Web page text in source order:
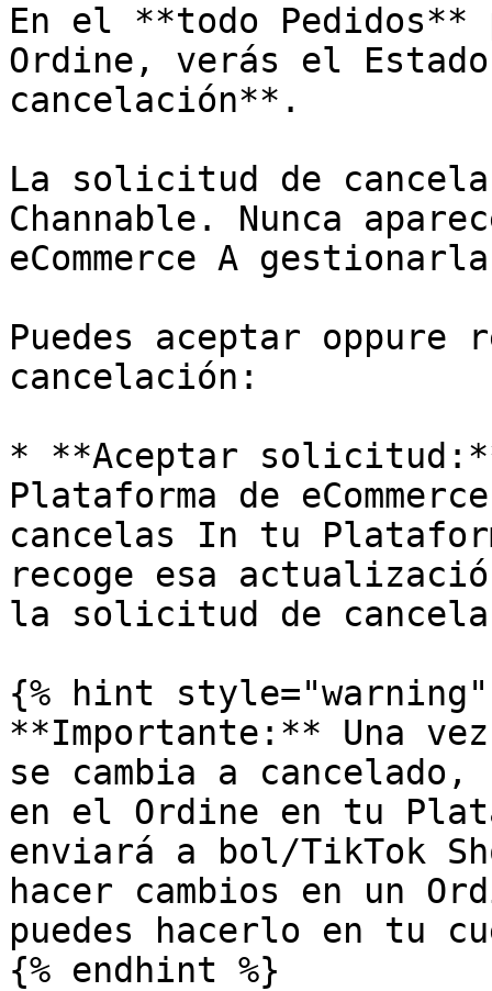
En el **todo Pedidos**
Ordine, verás el
cancelación**.
La solicitud de
Channable. Nunca
eCommerce A
Puedes aceptar
cancelación:
* **Aceptar
Plataforma de
cancelas In tu
recoge esa
la solicitud de
{% hint style="warning"
**Importante:** Una
se cambia a
en el Ordine en tu
enviará a bol/TikTok
hacer cambios en un
puedes hacerlo en tu
{% endhint %}